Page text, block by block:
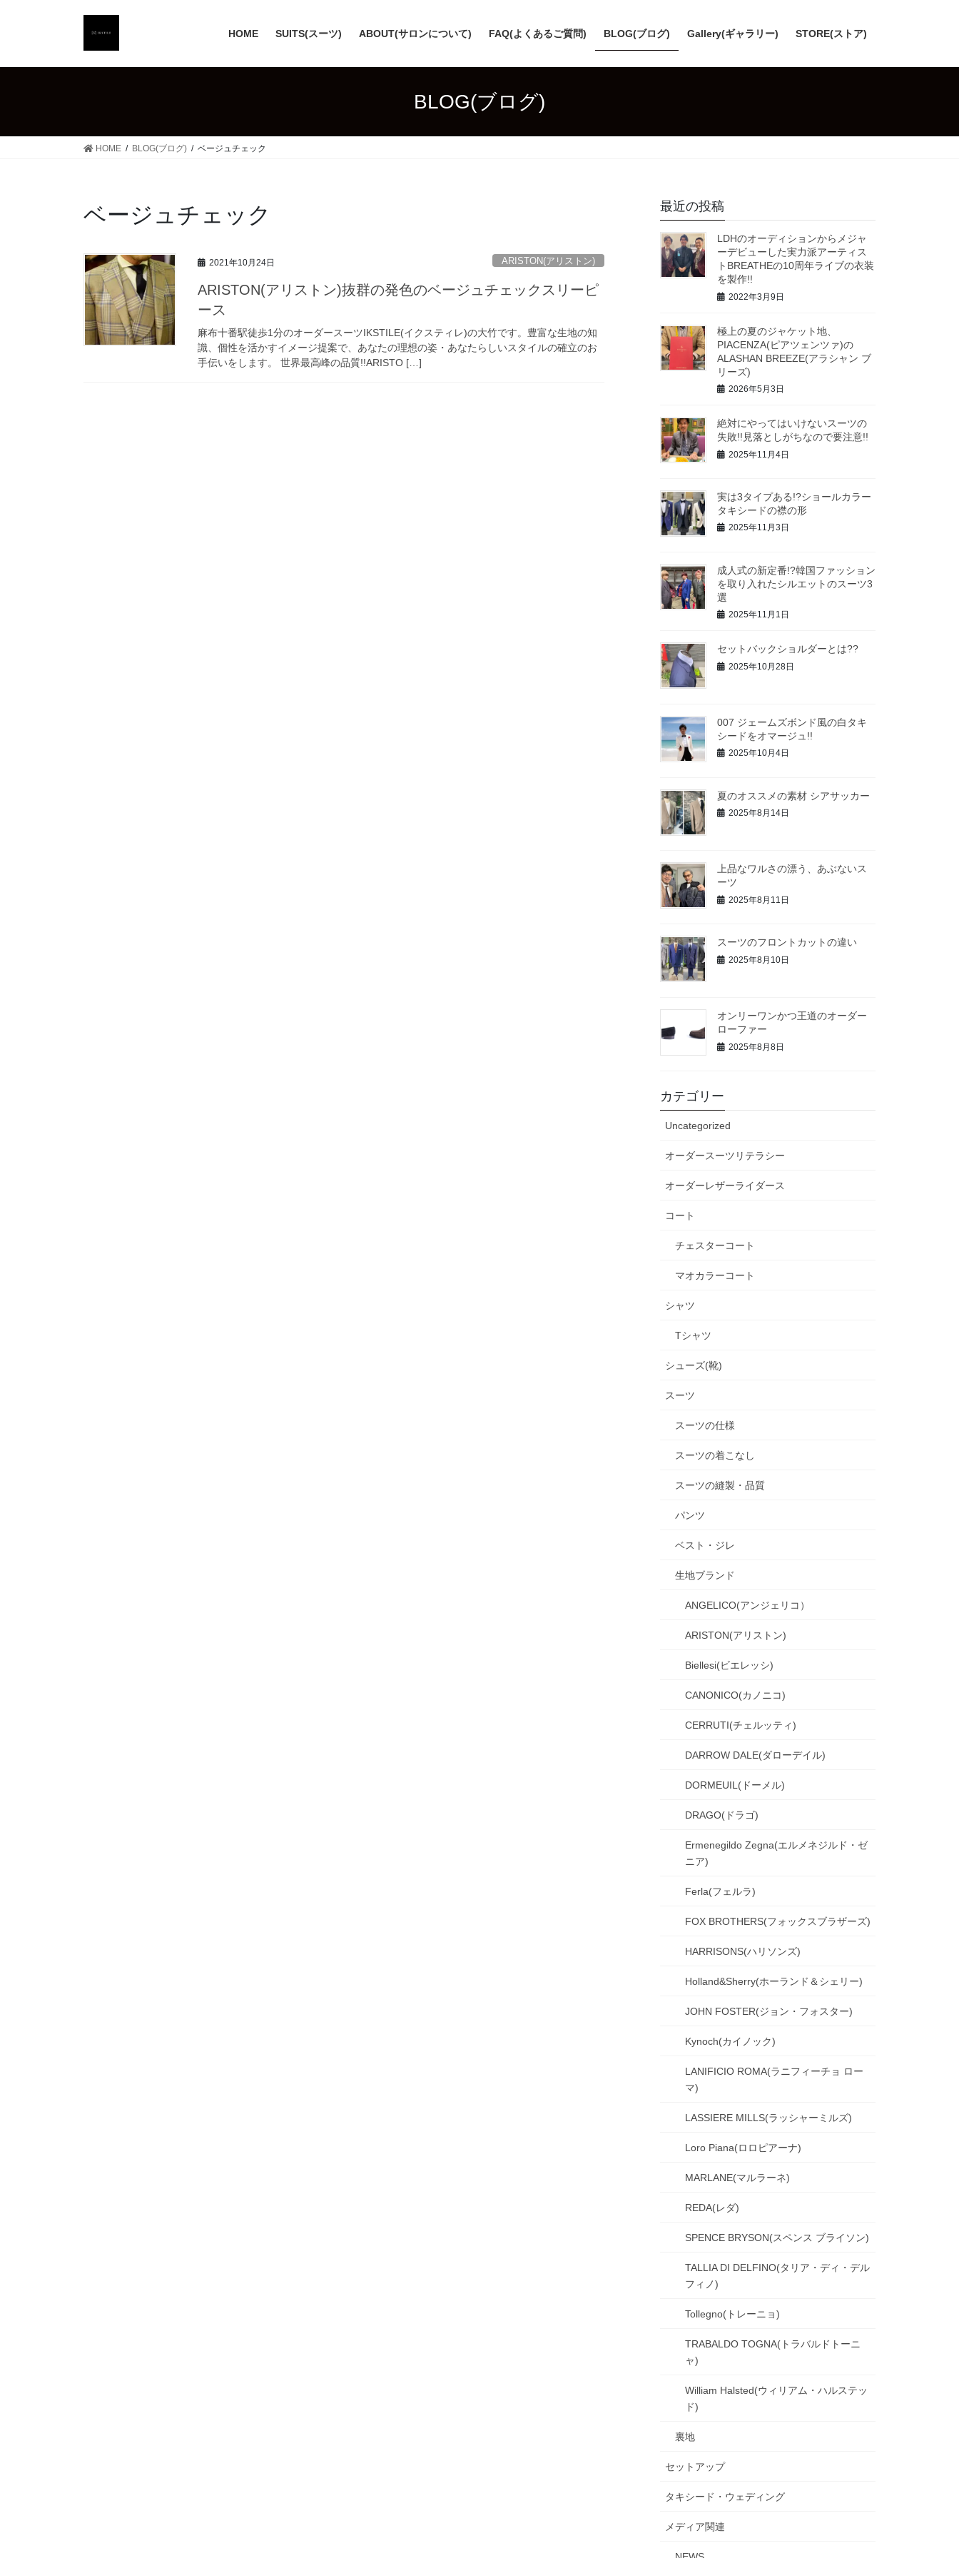
HOME SUITS(スーツ) ABOUT(サロンについて) FAQ(よくあるご質問) BLOG(ブログ) Gallery(ギャラリー) STORE(ストア)
BLOG(ブログ)
HOME BLOG(ブログ) ベージュチェック
ベージュチェック
2021年10月24日 ARISTON(アリストン)
ARISTON(アリストン)抜群の発色のベージュチェックスリーピ
ース
麻布十番駅徒歩1分のオーダースーツIKSTILE(イクスティレ)の大竹です。豊富な生地の知
識、個性を活かすイメージ提案で、あなたの理想の姿・あなたらしいスタイルの確立のお
手伝いをします。 世界最高峰の品質!!ARISTO […]
最近の投稿
LDHのオーディションからメジャ
ーデビューした実力派アーティス
トBREATHEの10周年ライブの衣装
を製作!!
2022年3月9日
極上の夏のジャケット地、
PIACENZA(ピアツェンツァ)の
ALASHAN BREEZE(アラシャン ブ
リーズ)
2026年5月3日
絶対にやってはいけないスーツの
失敗!!見落としがちなので要注意!!
2025年11月4日
実は3タイプある!?ショールカラー
タキシードの襟の形
2025年11月3日
成人式の新定番!?韓国ファッション
を取り入れたシルエットのスーツ3
選
2025年11月1日
セットバックショルダーとは??
2025年10月28日
007 ジェームズボンド風の白タキ
シードをオマージュ!!
2025年10月4日
夏のオススメの素材 シアサッカー
2025年8月14日
上品なワルさの漂う、あぶないス
ーツ
2025年8月11日
スーツのフロントカットの違い
2025年8月10日
オンリーワンかつ王道のオーダー
ローファー
2025年8月8日
カテゴリー
Uncategorized
オーダースーツリテラシー
オーダーレザーライダース
コート
チェスターコート
マオカラーコート
シャツ
Tシャツ
シューズ(靴)
スーツ
スーツの仕様
スーツの着こなし
スーツの縫製・品質
パンツ
ベスト・ジレ
生地ブランド
ANGELICO(アンジェリコ）
ARISTON(アリストン)
Biellesi(ビエレッシ)
CANONICO(カノニコ)
CERRUTI(チェルッティ)
DARROW DALE(ダローデイル)
DORMEUIL(ドーメル)
DRAGO(ドラゴ)
Ermenegildo Zegna(エルメネジルド・ゼ
ニア)
Ferla(フェルラ)
FOX BROTHERS(フォックスブラザーズ)
HARRISONS(ハリソンズ)
Holland&Sherry(ホーランド＆シェリー)
JOHN FOSTER(ジョン・フォスター)
Kynoch(カイノック)
LANIFICIO ROMA(ラニフィーチョ ロー
マ)
LASSIERE MILLS(ラッシャーミルズ)
Loro Piana(ロロピアーナ)
MARLANE(マルラーネ)
REDA(レダ)
SPENCE BRYSON(スペンス ブライソン)
TALLIA DI DELFINO(タリア・ディ・デル
フィノ)
Tollegno(トレーニョ)
TRABALDO TOGNA(トラバルドトーニ
ャ)
William Halsted(ウィリアム・ハルステッ
ド)
裏地
セットアップ
タキシード・ウェディング
メディア関連